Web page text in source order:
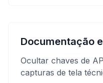
Documentação
Ocultar chaves de
capturas de tela